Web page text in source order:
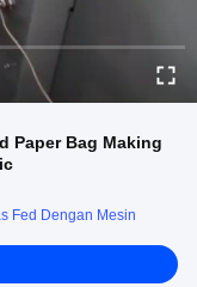
Paper Bag Making
Fed Dengan Mesin